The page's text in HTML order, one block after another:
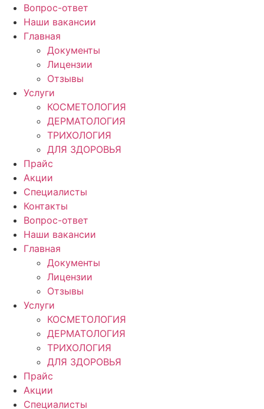
Вопрос-ответ
Наши вакансии
Главная
Документы
Лицензии
Отзывы
Услуги
КОСМЕТОЛОГИЯ
ДЕРМАТОЛОГИЯ
ТРИХОЛОГИЯ
ДЛЯ ЗДОРОВЬЯ
Прайс
Акции
Специалисты
Контакты
Вопрос-ответ
Наши вакансии
Главная
Документы
Лицензии
Отзывы
Услуги
КОСМЕТОЛОГИЯ
ДЕРМАТОЛОГИЯ
ТРИХОЛОГИЯ
ДЛЯ ЗДОРОВЬЯ
Прайс
Акции
Специалисты